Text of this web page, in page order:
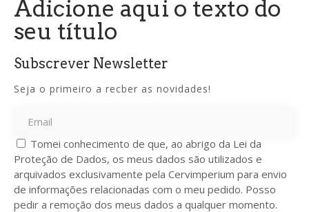
Adicione aqui o texto do
seu título
Subscrever Newsletter
Seja o primeiro a recber as novidades!
Tomei conhecimento de que, ao abrigo da Lei da
Proteção de Dados, os meus dados são utilizados e
arquivados exclusivamente pela Cervimperium para envio
de informações relacionadas com o meu pedido. Posso
pedir a remoção dos meus dados a qualquer momento.